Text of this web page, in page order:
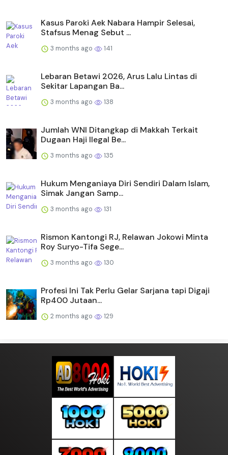
Kasus Paroki Aek Nabara Hampir Selesai,
Stafsus Menag Sebut ...
3 months ago 141
Lebaran Betawi 2026, Arus Lalu Lintas di
Sekitar Lapangan Ba...
3 months ago 138
Jumlah WNI Ditangkap di Makkah Terkait
Dugaan Haji Ilegal Be...
3 months ago 135
Hukum Menganiaya Diri Sendiri Dalam Islam,
Simak Jangan Samp...
3 months ago 131
Rismon Kantongi RJ, Relawan Jokowi Minta
Roy Suryo-Tifa Sege...
3 months ago 130
Profesi Ini Tak Perlu Gelar Sarjana tapi Digaji
Rp400 Jutaan...
2 months ago 129